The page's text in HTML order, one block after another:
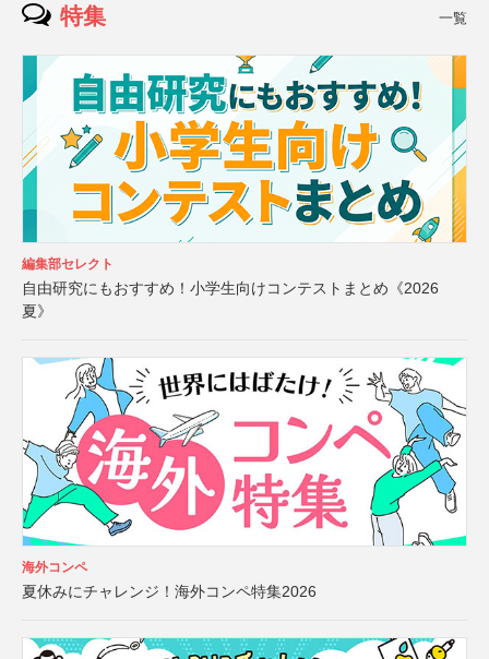
特集 一覧
編集部セレクト
自由研究にもおすすめ！小学生向けコンテストまとめ《2026
夏》
海外コンペ
夏休みにチャレンジ！海外コンペ特集2026